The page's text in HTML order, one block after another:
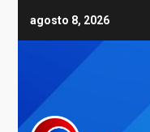
agosto 8, 2026